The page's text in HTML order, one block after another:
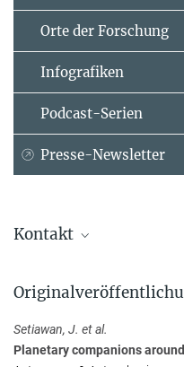
Orte der Forschung
Infografiken
Podcast-Serien
Presse-Newsletter
Kontakt
Max-Planck-Institut für
setiawan@...
Setiawan, J. et al.
Planetary companions